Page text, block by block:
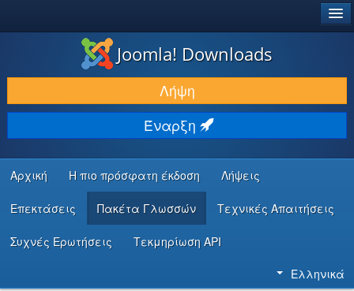
ΛΉΨΕΙΣ & ΕΠΕΚΤΆΣΕΙΣ
ΕΎΡΕΣΗ & ΜΆΘΗΣΗ
ΚΟΙΝΌΤΗΤΑ & ΥΠΟΣΤΉΡΙΞΗ
ΠΌΡΟΙ ΠΡΟΓΡΑΜΜΑΤΙΣΤΏΝ
Joomla! Downloads
Λήψη
Έναρξη
Αρχική Η πιο πρόσφατη έκδοση Λήψεις
Επεκτάσεις Πακέτα Γλωσσών Τεχνικές Απαιτήσεις
Συχνές Ερωτήσεις Τεκμηρίωση API
Ελληνικά